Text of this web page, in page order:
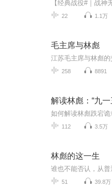
22 1.1万
毛主席与林彪
江苏毛主席与林彪
258 8891
解读林彪：“九
112 3.5万
林彪的这一生
51 39.8万